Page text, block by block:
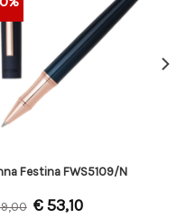
Festina FWS5109/N
€53,10